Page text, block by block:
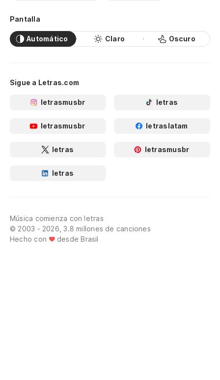
Pantalla
Automático Claro Oscuro
Sigue a Letras.com
letrasmusbr letras
letrasmusbr letraslatam
letras letrasmusbr
letras
Música comienza con letras
© 2003 - 2026, 3.8 millones de canciones
Hecho con
desde Brasil